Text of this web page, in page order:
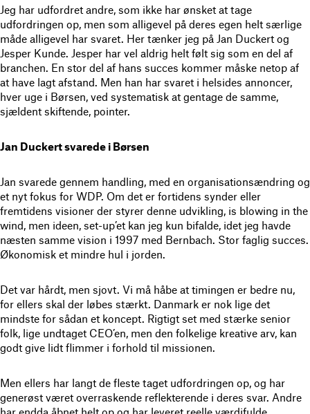
Jeg har udfordret andre, som ikke har ønsket at tage
udfordringen op, men som alligevel på deres egen helt særlige
måde alligevel har svaret. Her tænker jeg på Jan Duckert og
Jesper Kunde. Jesper har vel aldrig helt følt sig som en del af
branchen. En stor del af hans succes kommer måske netop af
at have lagt afstand. Men han har svaret i helsides annoncer,
hver uge i Børsen, ved systematisk at gentage de samme,
sjældent skiftende, pointer.
Jan Duckert svarede i Børsen
Jan svarede gennem handling, med en organisationsændring og
et nyt fokus for WDP. Om det er fortidens synder eller
fremtidens visioner der styrer denne udvikling, is blowing in the
wind, men ideen, set-up’et kan jeg kun bifalde, idet jeg havde
næsten samme vision i 1997 med Bernbach. Stor faglig succes.
Økonomisk et mindre hul i jorden.
Det var hårdt, men sjovt. Vi må håbe at timingen er bedre nu,
for ellers skal der løbes stærkt. Danmark er nok lige det
mindste for sådan et koncept. Rigtigt set med stærke senior
folk, lige undtaget CEO’en, men den folkelige kreative arv, kan
godt give lidt flimmer i forhold til missionen.
Men ellers har langt de fleste taget udfordringen op, og har
generøst været overraskende reflekterende i deres svar. Andre